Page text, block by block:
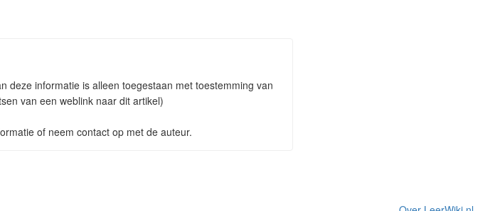
deze informatie is alleen toegestaan met toestemming van
van een weblink naar dit artikel)
of neem contact op met de auteur.